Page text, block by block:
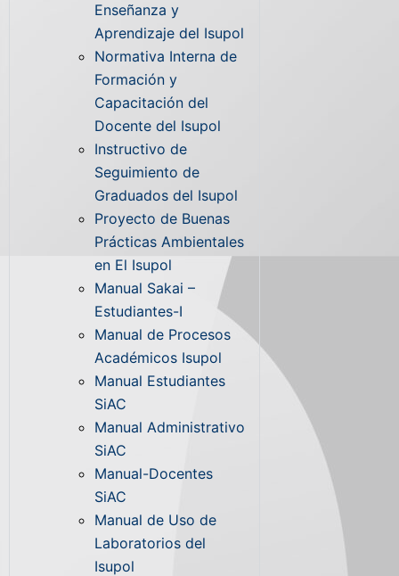
Enseñanza y
Aprendizaje del Isupol
Normativa Interna de
Formación y
Capacitación del
Docente del Isupol
Instructivo de
Seguimiento de
Graduados del Isupol
Proyecto de Buenas
Prácticas Ambientales
en El Isupol
Manual Sakai –
Estudiantes-I
Manual de Procesos
Académicos Isupol
Manual Estudiantes
SiAC
Manual Administrativo
SiAC
Manual-Docentes
SiAC
Manual de Uso de
Laboratorios del
Isupol